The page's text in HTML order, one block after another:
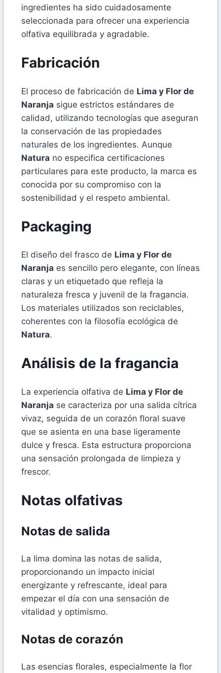
ingredientes ha sido cuidadosamente
seleccionada para ofrecer una experiencia
olfativa equilibrada y agradable.
Fabricación
El proceso de fabricación de Lima y Flor de
Naranja sigue estrictos estándares de
calidad, utilizando tecnologías que aseguran
la conservación de las propiedades
naturales de los ingredientes. Aunque
Natura no especifica certificaciones
particulares para este producto, la marca es
conocida por su compromiso con la
sostenibilidad y el respeto ambiental.
Packaging
El diseño del frasco de Lima y Flor de
Naranja es sencillo pero elegante, con líneas
claras y un etiquetado que refleja la
naturaleza fresca y juvenil de la fragancia.
Los materiales utilizados son reciclables,
coherentes con la filosofía ecológica de
Natura.
Análisis de la fragancia
La experiencia olfativa de Lima y Flor de
Naranja se caracteriza por una salida cítrica
vivaz, seguida de un corazón floral suave
que se asienta en una base ligeramente
dulce y fresca. Esta estructura proporciona
una sensación prolongada de limpieza y
frescor.
Notas olfativas
Notas de salida
La lima domina las notas de salida,
proporcionando un impacto inicial
energizante y refrescante, ideal para
empezar el día con una sensación de
vitalidad y optimismo.
Notas de corazón
Las esencias florales, especialmente la flor